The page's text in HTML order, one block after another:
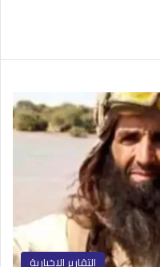
التقارير الإخبارية